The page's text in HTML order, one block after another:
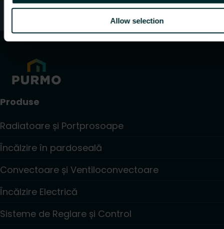
Allow selection
Produse
Radiatoare și Portprosoape
Încălzire în pardoseală
Convectoare și Ventiloconvectoare
Încălzire Electrică
Sisteme de Reglare și Control